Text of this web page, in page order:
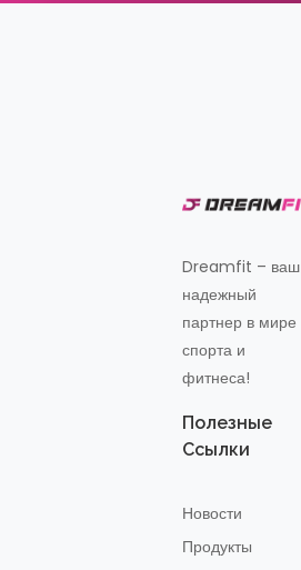
Dreamfit – ваш
надежный
партнер в мире
спорта и
фитнеса!
Полезные
Ссылки
Новости
Продукты